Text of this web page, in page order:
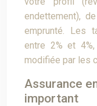
endettement),
emprunté. Les
entre 2% et
modifiée par les
Assurance
important